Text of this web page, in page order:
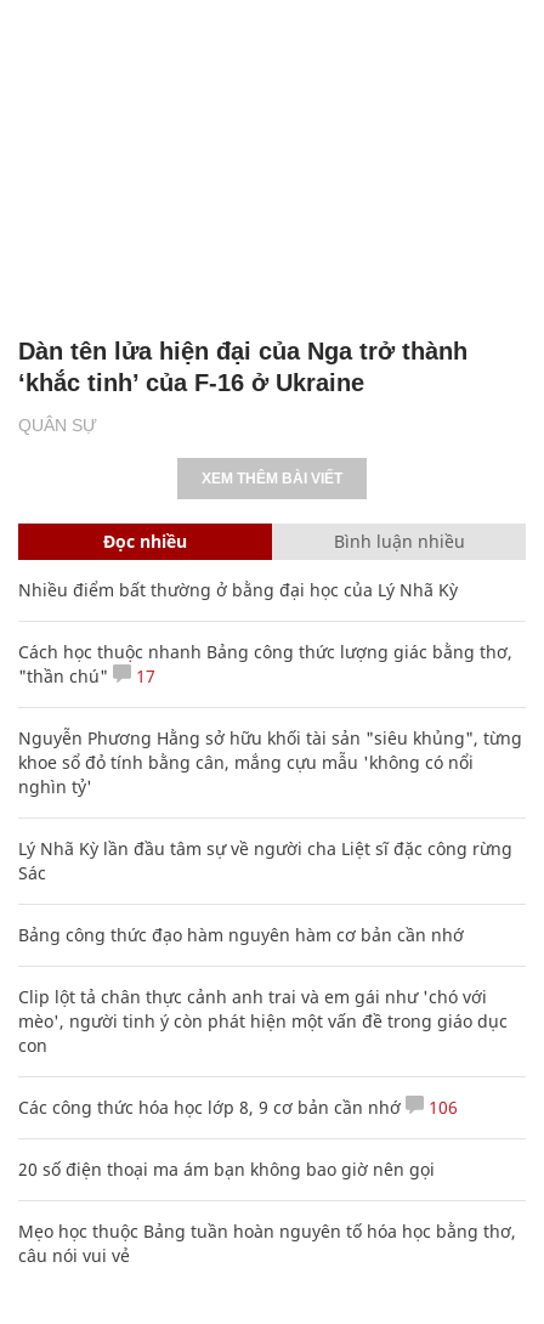
QUÂN SỰ
Dàn tên lửa hiện đại của Nga trở thành
‘khắc tinh’ của F-16 ở Ukraine
XEM THÊM BÀI VIẾT
Đọc nhiều Bình luận nhiều
Nhiều điểm bất thường ở bằng đại học của Lý Nhã Kỳ
Cách học thuộc nhanh Bảng công thức lượng giác bằng thơ,
"thần chú"
17
Nguyễn Phương Hằng sở hữu khối tài sản "siêu khủng", từng
khoe sổ đỏ tính bằng cân, mắng cựu mẫu 'không có nổi
nghìn tỷ'
Lý Nhã Kỳ lần đầu tâm sự về người cha Liệt sĩ đặc công rừng
Sác
Bảng công thức đạo hàm nguyên hàm cơ bản cần nhớ
Clip lột tả chân thực cảnh anh trai và em gái như 'chó với
mèo', người tinh ý còn phát hiện một vấn đề trong giáo dục
con
Các công thức hóa học lớp 8, 9 cơ bản cần nhớ 106
20 số điện thoại ma ám bạn không bao giờ nên gọi
Mẹo học thuộc Bảng tuần hoàn nguyên tố hóa học bằng thơ,
câu nói vui vẻ